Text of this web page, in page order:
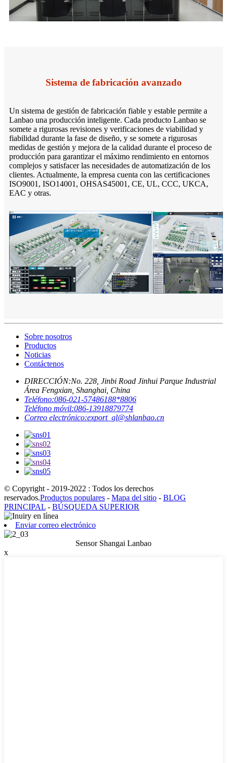
Sistema de fabricación avanzado
Un sistema de gestión de fabricación fiable y estable permite a
Lanbao una producción inteligente. Cada producto Lanbao se
somete a rigurosas revisiones y verificaciones de viabilidad y
fiabilidad durante la fase de diseño, y se somete a rigurosas
medidas de gestión y mejora de la calidad durante el proceso de
producción para garantizar el máximo rendimiento en entornos
complejos y satisfacer las necesidades de automatización de los
clientes. Actualmente, la empresa cuenta con las certificaciones
ISO9001, ISO14001, OHSAS45001, CE, UL, CCC, UKCA,
EAC y otras.
Sobre nosotros
Productos
Noticias
Contáctenos
DIRECCIÓN:No. 228, Jinbi Road Jinhui Parque Industrial
Área Fengxian, Shanghai, China
Teléfono:086-021-57486188*8806
Teléfono móvil:086-13918879774
Correo electrónico:export_gl@shlanbao.cn
© Copyright - 2019-2022 : Todos los derechos
reservados.Productos populares - Mapa del sitio - BLOG
PRINCIPAL - BÚSQUEDA SUPERIOR
Enviar correo electrónico
Sensor Shangai Lanbao
x